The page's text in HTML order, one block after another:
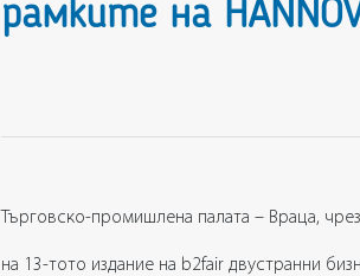
рамките на
Търговско-промишлена палата – Враца,
на 13-тото издание на b2fair двустранни